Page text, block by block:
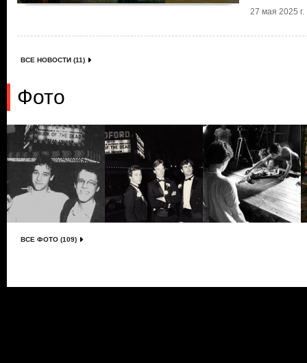
27 мая 2025 г.
ВСЕ НОВОСТИ (11)
Фото
ВСЕ ФОТО (109)